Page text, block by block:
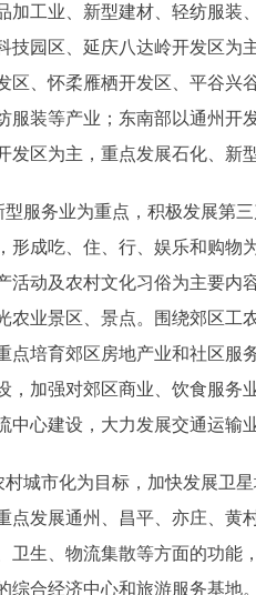
加工业、新型建材、轻纺服装
技园区、延庆八达岭开发区为
区、怀柔雁栖开发区、平谷兴
服装等产业；东南部以通州开
发区为主，重点发展石化、新
务业为重点，积极发展第三
形成吃、住、行、娱乐和购物
活动及农村文化习俗为主要内
农业景区、景点。围绕郊区工
点培育郊区房地产业和社区服
，加强对郊区商业、饮食服务
中心建设，大力发展交通运输
市化为目标，加快发展卫星
点发展通州、昌平、亦庄、黄
卫生、物流集散等方面的功能
综合经济中心和旅游服务基地